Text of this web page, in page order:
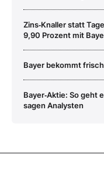
Zins‑Knaller statt
9,90 Prozent mit
Bayer bekommt
Bayer‑Aktie: So geht
sagen Analysten